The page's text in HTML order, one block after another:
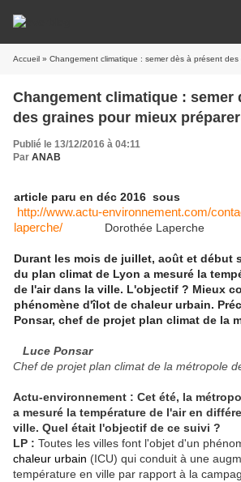
Accueil » Changement climatique : semer dès à présent des graines
Changement climatique : semer
des graines pour mieux
Publié le 13/12/2016 à 04:11
Par ANAB
article paru en déc 2016 sous
http://www.actu-environnement.com/
laperche/
Dorothée Laperche
Durant les mois de juillet, août et début
du plan climat de Lyon a mesuré la
de l'air dans la ville. L'objectif ? Mieux
phénomène d'îlot de chaleur urbain.
Ponsar, chef de projet plan climat de la
Luce Ponsar
Chef de projet plan climat de la métropole
Actu-environnement : Cet été, la
a mesuré la température de l'air en
ville. Quel était l'objectif de ce suivi ?
LP : Toutes les villes font l'objet d'un
chaleur urbain (ICU) qui conduit à une
température en ville par rapport à la